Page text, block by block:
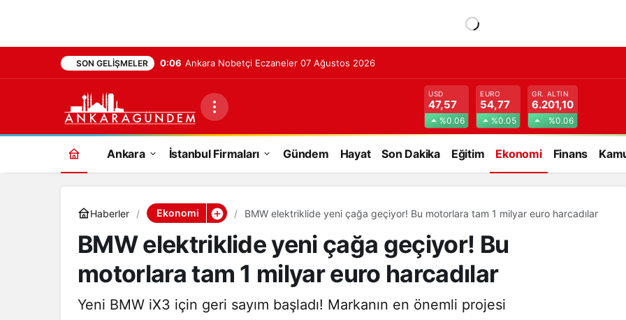
SON GELIŞMELER 0:06 Ankara Nobetçi Eczaneler 07 Ağustos 2026
USD
47,57
%0.06
EURO
54,77
%0.05
GR. ALTIN
6.201,10
%0.06
Ankara İstanbul Firmaları Gündem Hayat Son Dakika Eğitim Ekonomi Finans
Haberler Ekonomi BMW elektriklide yeni çağa geçiyor! Bu motorlara tam 1 milyar euro harcadılar
BMW elektriklide yeni çağa geçiyor! Bu
motorlara tam 1 milyar euro harcadılar
Yeni BMW iX3 için geri sayım başladı! Markanın en önemli projesi